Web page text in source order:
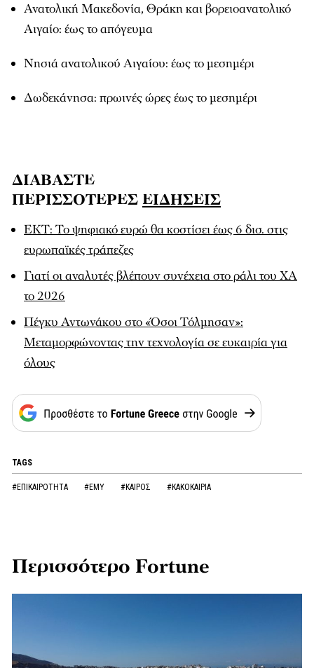
Ανατολική Μακεδονία, Θράκη και βορειοανατολικό
Αιγαίο: έως το απόγευμα
Νησιά ανατολικού Αιγαίου: έως το μεσημέρι
Δωδεκάνησα: πρωινές ώρες έως το μεσημέρι
ΔΙΑΒΑΣΤΕ
ΠΕΡΙΣΣΟΤΕΡΕΣ ΕΙΔΗΣΕΙΣ
ΕΚΤ: Το ψηφιακό ευρώ θα κοστίσει έως 6 δισ. στις
ευρωπαϊκές τράπεζες
Γιατί οι αναλυτές βλέπουν συνέχεια στο ράλι του ΧΑ
το 2026
Πέγκυ Αντωνάκου στο «Όσοι Τόλμησαν»:
Μεταμορφώνοντας την τεχνολογία σε ευκαιρία για
όλους
TAGS
#ΕΠΙΚΑΙΡΟΤΗΤΑ #ΕΜΥ #ΚΑΙΡΟΣ #ΚΑΚΟΚΑΙΡΙΑ
Περισσότερο Fortune